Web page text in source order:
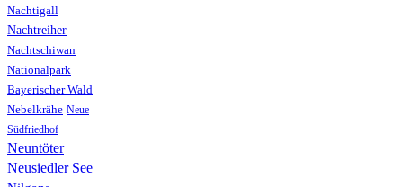
Nachtigall
Nachtreiher
Nachtschiwan
Nationalpark
Bayerischer Wald
Nebelkrähe Neue
Südfriedhof
Neuntöter
Neusiedler See